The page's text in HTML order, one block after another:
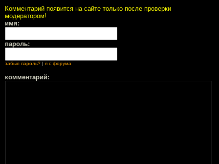
Комментарий появится на сайте только после проверки
модератором!
имя:
пароль:
забыл пароль? я с форума
комментарий: